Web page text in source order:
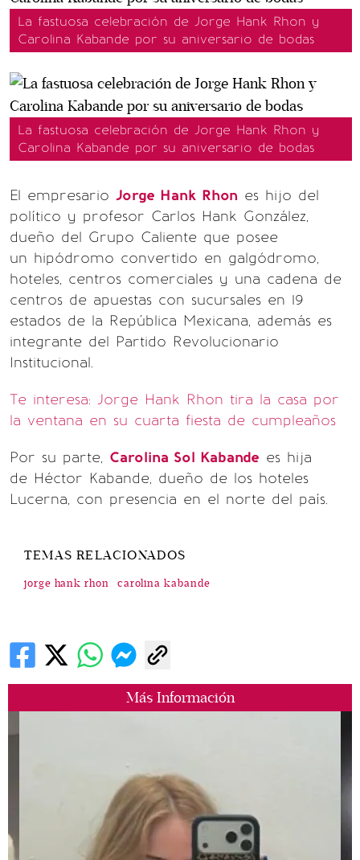
Más Información
La fastuosa celebración de Jorge Hank Rhon y
Carolina Kabande por su aniversario de bodas
La fastuosa celebración de Jorge Hank Rhon y
Carolina Kabande por su aniversario de bodas
El empresario Jorge Hank Rhon es hijo del
político y profesor Carlos Hank González,
dueño del Grupo Caliente que posee
un hipódromo convertido en galgódromo,
hoteles, centros comerciales y una cadena de
centros de apuestas con sucursales en 19
estados de la República Mexicana, además es
integrante del Partido Revolucionario
Institucional.
Te interesa: Jorge Hank Rhon tira la casa por
la ventana en su cuarta fiesta de cumpleaños
Por su parte, Carolina Sol Kabande es hija
de Héctor Kabande, dueño de los hoteles
Lucerna, con presencia en el norte del país.
TEMAS RELACIONADOS
jorge hank rhon carolina kabande